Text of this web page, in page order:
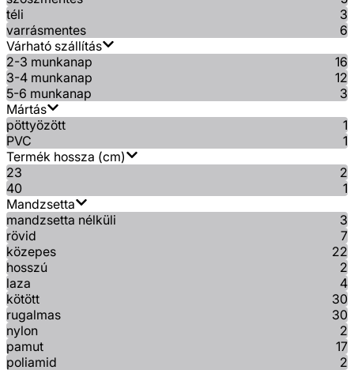
téli
3
varrásmentes
6
Várható szállítás
2-3 munkanap
16
3-4 munkanap
12
5-6 munkanap
3
Mártás
pöttyözött
1
PVC
1
Termék hossza (cm)
23
2
40
1
Mandzsetta
mandzsetta nélküli
3
rövid
7
közepes
22
hosszú
2
laza
4
kötött
30
rugalmas
30
nylon
2
pamut
17
poliamid
2